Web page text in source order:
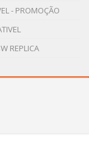
- PROMOÇÃO
REPLICA